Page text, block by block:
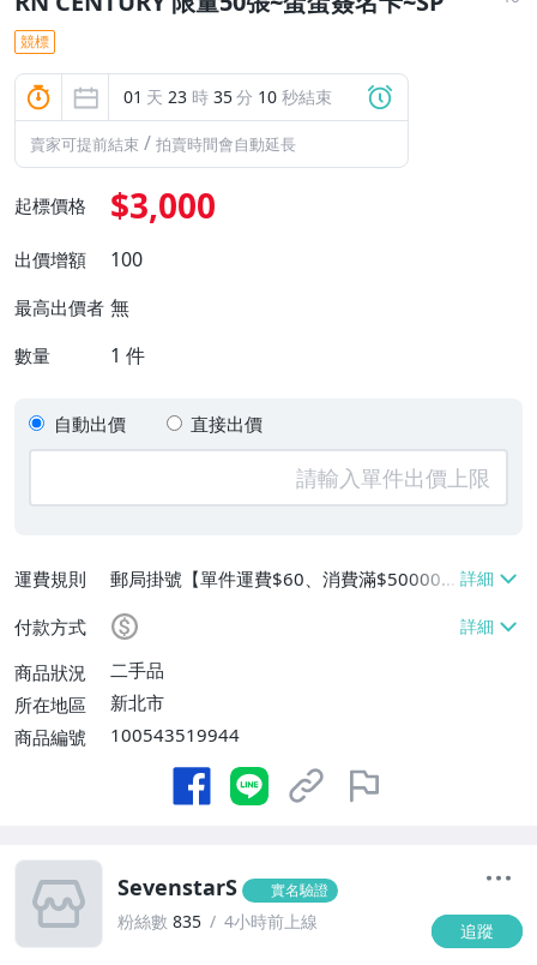
競標
01 天 23 時 35分 10 秒結束
賣家可提前結束 / 拍賣時間會自動延長
起標價格 $3,000
出價增額 100
最高出價者 無
數量 1 件
自動出價 直接出價
運費規則
郵局掛號【單件運費$60、消費滿$50000
付款方式
商品狀況
二手品
所在地區
新北市
商品編號
100543519944
SevenstarS 實名驗證
粉絲數 835 4小時前上線 追蹤